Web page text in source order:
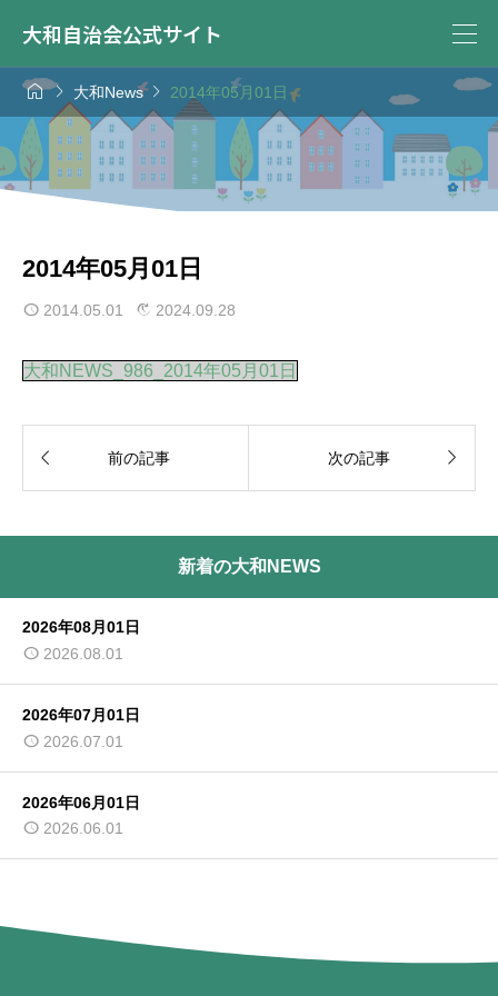
大和自治会公式サイト
 大和News 2014年05月01日
2014年05月01日
2014.05.01 2024.09.28
大和NEWS_986_2014年05月01日
 前の記事 次の記事 
新着の大和NEWS
2026年08月01日
2026.08.01
2026年07月01日
2026.07.01
2026年06月01日
2026.06.01